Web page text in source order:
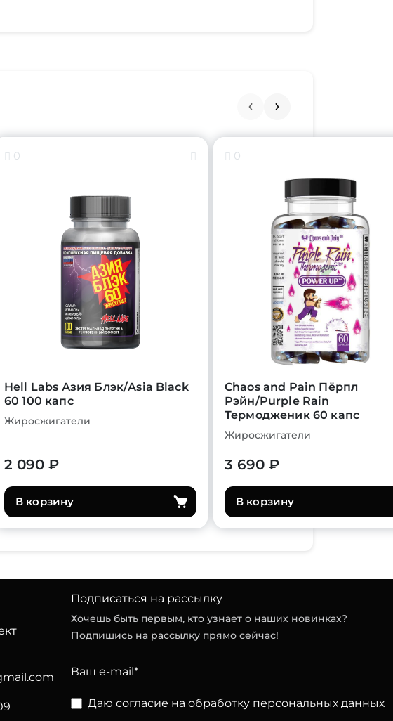
0
Hell Labs Азия Блэк/Asia Black
60 100 капс
Жиросжигатели
2 090 ₽
В корзину
0
Chaos and Pain Пёрпл
Рэйн/Purple Rain
Термодженик 60 капс
Жиросжигатели
3 690 ₽
В корзину
Подписаться на рассылку
Хочешь быть первым, кто узнает о наших новинках?
Подпишись на рассылку прямо сейчас!
Даю согласие на обработку персональных данных